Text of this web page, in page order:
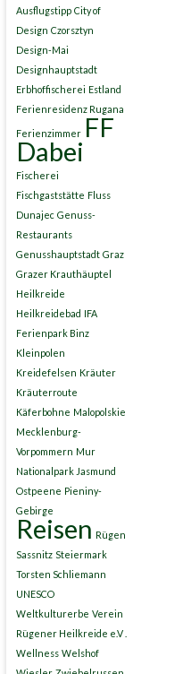
Ausflugstipp City of
Design Czorsztyn
Design-Mai
Designhauptstadt
Erbhoffischerei Estland
Ferienresidenz Rugana
Ferienzimmer FF
Dabei
Fischerei
Fischgaststätte Fluss
Dunajec Genuss-
Restaurants
Genusshauptstadt Graz
Grazer Krauthäuptel
Heilkreide
Heilkreidebad IFA
Ferienpark Binz
Kleinpolen
Kreidefelsen Kräuter
Kräuterroute
Käferbohne Malopolskie
Mecklenburg-
Vorpommern Mur
Nationalpark Jasmund
Ostpeene Pieniny-
Gebirge
Reisen Rügen
Sassnitz Steiermark
Torsten Schliemann
UNESCO
Weltkulturerbe Verein
Rügener Heilkreide e.V .
Wellness Welshof